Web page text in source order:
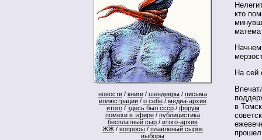
новости / книги / шендевры / письма
иллюстрации / о себе / медиа-архив
итого/ здесь был ссср/ форум
помехи в эфире / публицистика
бесплатный сыр / итого-архив
ЖЖ / вопросы / плавленый сырок
выборы
кто
На сей
в